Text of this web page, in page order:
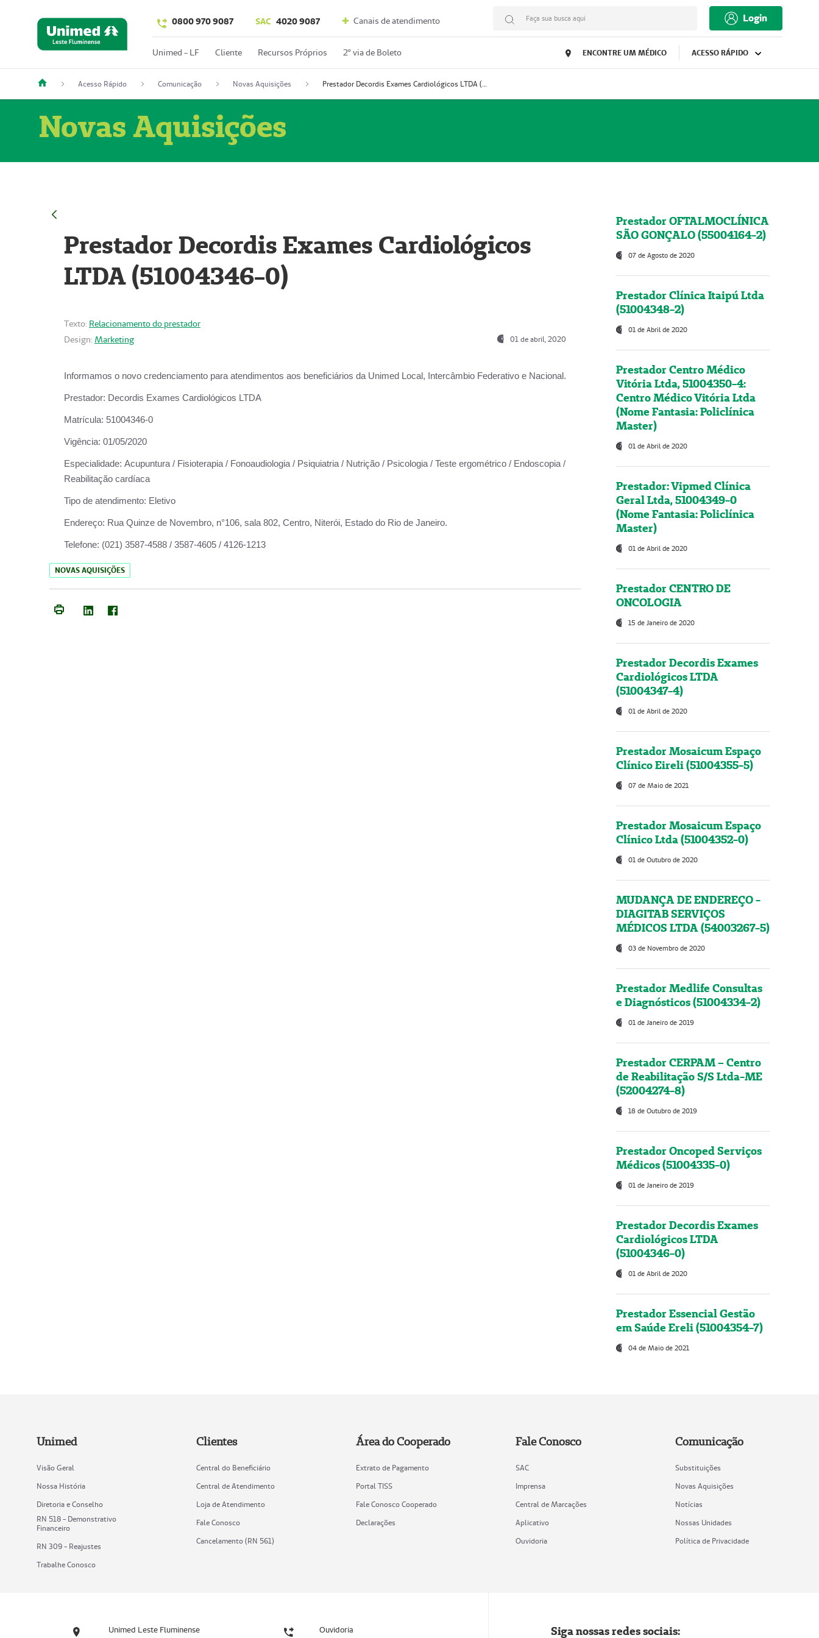
0800 970 9087 SAC 4020 9087 Canais de atendimento Faça sua busca aqui Login
Unimed - LF Cliente Recursos Próprios 2º via de Boleto ENCONTRE UM MÉDICO ACESSO RÁPIDO
Acesso Rápido Comunicação Novas Aquisições Prestador Decordis Exames Cardiológicos LTDA (51004346-0)
Novas Aquisições
Prestador Decordis Exames Cardiológicos
LTDA (51004346-0)
Texto: Relacionamento do prestador
Design: Marketing 01 de abril, 2020
Informamos o novo credenciamento para atendimentos aos beneficiários da Unimed Local, Intercâmbio Federativo e Nacional.
Prestador: Decordis Exames Cardiológicos LTDA
Matrícula: 51004346-0
Vigência: 01/05/2020
Especialidade: Acupuntura / Fisioterapia / Fonoaudiologia / Psiquiatria / Nutrição / Psicologia / Teste ergométrico / Endoscopia /
Reabilitação cardíaca
Tipo de atendimento: Eletivo
Endereço: Rua Quinze de Novembro, n°106, sala 802, Centro, Niterói, Estado do Rio de Janeiro.
Telefone: (021) 3587-4588 / 3587-4605 / 4126-1213
NOVAS AQUISIÇÕES
Prestador OFTALMOCLÍNICA
SÃO GONÇALO (55004164-2)
07 de Agosto de 2020
Prestador Clínica Itaipú Ltda
(51004348-2)
01 de Abril de 2020
Prestador Centro Médico
Vitória Ltda, 51004350-4:
Centro Médico Vitória Ltda
(Nome Fantasia: Policlínica
Master)
01 de Abril de 2020
Prestador: Vipmed Clínica
Geral Ltda, 51004349-0
(Nome Fantasia: Policlínica
Master)
01 de Abril de 2020
Prestador CENTRO DE
ONCOLOGIA
15 de Janeiro de 2020
Prestador Decordis Exames
Cardiológicos LTDA
(51004347-4)
01 de Abril de 2020
Prestador Mosaicum Espaço
Clínico Eireli (51004355-5)
07 de Maio de 2021
Prestador Mosaicum Espaço
Clínico Ltda (51004352-0)
01 de Outubro de 2020
MUDANÇA DE ENDEREÇO -
DIAGITAB SERVIÇOS
MÉDICOS LTDA (54003267-5)
03 de Novembro de 2020
Prestador Medlife Consultas
e Diagnósticos (51004334-2)
01 de Janeiro de 2019
Prestador CERPAM – Centro
de Reabilitação S/S Ltda-ME
(52004274-8)
18 de Outubro de 2019
Prestador Oncoped Serviços
Médicos (51004335-0)
01 de Janeiro de 2019
Prestador Decordis Exames
Cardiológicos LTDA
(51004346-0)
01 de Abril de 2020
Prestador Essencial Gestão
em Saúde Ereli (51004354-7)
04 de Maio de 2021
Unimed
Visão Geral
Nossa História
Diretoria e Conselho
RN 518 - Demonstrativo
Financeiro
RN 309 - Reajustes
Trabalhe Conosco
Clientes
Central do Beneficiário
Central de Atendimento
Loja de Atendimento
Fale Conosco
Cancelamento (RN 561)
Área do Cooperado
Extrato de Pagamento
Portal TISS
Fale Conosco Cooperado
Declarações
Fale Conosco
SAC
Imprensa
Central de Marcações
Aplicativo
Ouvidoria
Comunicação
Substituições
Novas Aquisições
Notícias
Nossas Unidades
Política de Privacidade
Unimed Leste Fluminense Ouvidoria Siga nossas redes sociais: